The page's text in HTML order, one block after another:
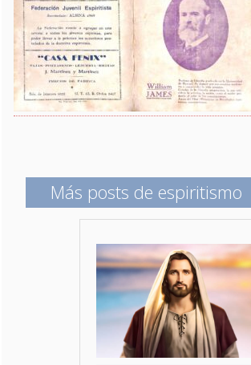
Más posts de espiritismo